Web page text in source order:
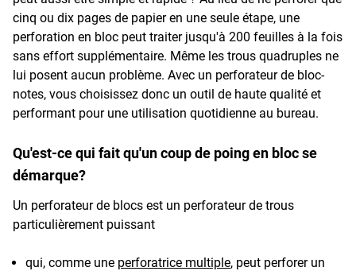
cinq ou dix pages de papier en une seule étape, une
perforation en bloc peut traiter jusqu'à 200 feuilles à la fois
sans effort supplémentaire. Même les trous quadruples ne
lui posent aucun problème. Avec un perforateur de bloc-
notes, vous choisissez donc un outil de haute qualité et
performant pour une utilisation quotidienne au bureau.
Qu'est-ce qui fait qu'un coup de poing en bloc se
démarque?
Un perforateur de blocs est un perforateur de trous
particulièrement puissant
qui, comme une perforatrice multiple, peut perforer un